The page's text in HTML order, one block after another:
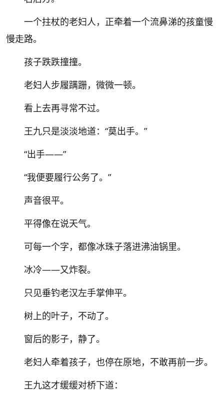
一个拄杖的老妇人，正牵着一个流鼻涕的孩童慢
慢走路。
孩子跌跌撞撞。
老妇人步履蹒跚，微微一顿。
看上去再寻常不过。
王九只是淡淡地道： “莫出手。 ”
“出手——”
“我便要履行公务了。 ”
声音很平。
平得像在说天气。
可每一个字，都像冰珠子落进沸油锅里。
冰冷——又炸裂。
只见垂钓老汉左手掌伸平。
树上的叶子，不动了。
窗后的影子，静了。
老妇人牵着孩子，也停在原地，不敢再前一步。
王九这才缓缓对桥下道：